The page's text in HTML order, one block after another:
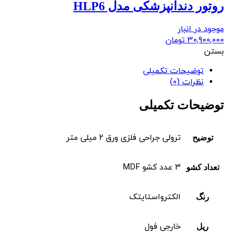
روتور دندانپزشکی مدل HLP6
موجود در انبار
30,900,000 تومان
بستن
توضیحات تکمیلی
نظرات (0)
توضیحات تکمیلی
توضیح ترولی جراحی فلزی ورق 2 میلی متر
تعداد کشو 3 عدد کشو MDF
رنگ الکترواستایتک
ریل خارجی فول